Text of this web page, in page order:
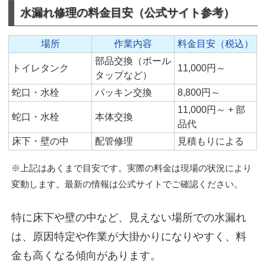
水漏れ修理の料金目安（公式サイト参考）
場所 作業内容 料金目安（税込）
トイレタンク
部品交換（ボール
タップなど）
11,000円～
蛇口・水栓 パッキン交換 8,800円～
蛇口・水栓 本体交換
11,000円～ + 部
品代
床下・壁の中
配管修理 見積もりによる
※上記はあくまで目安です。実際の料金は現場の状況により
変動します。最新の情報は公式サイトでご確認ください。
特に床下や壁の中など、見えない場所での水漏れ
は、原因特定や作業が大掛かりになりやすく、料
金も高くなる傾向があります。